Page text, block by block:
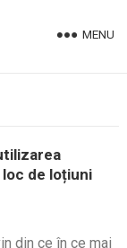
MENU
de loțiuni
din ce în ce mai